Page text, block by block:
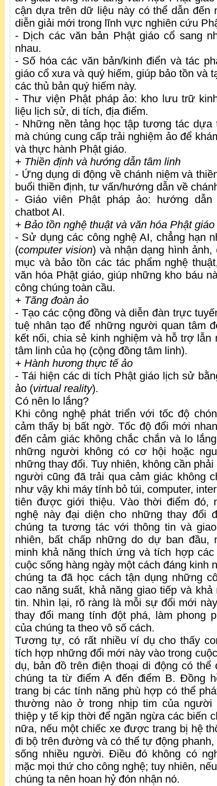
cận dựa trên dữ liệu này có thể dẫn đến
diễn giải mới trong lĩnh vực nghiên cứu
- Dịch các văn bản Phật giáo cổ sang
nhau.
- Số hóa các văn bản/kinh điển và tác
giáo cổ xưa và quý hiếm, giúp bảo tồn và
các thủ bản quý hiếm này.
- Thư viện Phật pháp ảo: kho lưu trữ
liệu lịch sử, di tích, địa điểm.
- Những nền tảng học tập tương tác dựa
mà chúng cung cấp trải nghiệm ảo để
và thực hành Phật giáo.
+ Thiền định và hướng dẫn tâm linh
- Ứng dụng di động về chánh niệm và
buổi thiền định, tư vấn/hướng dẫn về
- Giáo viên Phật pháp ảo: hướng dẫn
chatbot AI.
+ Bảo tồn nghệ thuật và văn hóa Phật giáo
- Sử dụng các công nghệ AI, chẳng hạn
(computer vision) và nhận dạng hình ảnh,
mục và bảo tồn các tác phẩm nghệ
văn hóa Phật giáo, giúp những kho báu
công chúng toàn cầu.
+ Tăng đoàn ảo
- Tạo các cộng đồng và diễn đàn trực
tuệ nhân tạo để những người quan tâm
kết nối, chia sẻ kinh nghiệm và hỗ trợ lẫn
tâm linh của họ (cộng đồng tâm linh).
+ Hành hương thực tế ảo
- Tái hiện các di tích Phật giáo lịch sử
ảo (virtual reality).
Có nên lo lắng?
Khi công nghệ phát triển với tốc độ
cảm thấy bị bất ngờ. Tốc độ đổi mới
đến cảm giác không chắc chắn và lo
những người không có cơ hội hoặc
những thay đổi. Tuy nhiên, không cần
người cũng đã trải qua cảm giác không
như vậy khi máy tính bỏ túi, computer,
tiên được giới thiệu. Vào thời điểm đó,
nghệ này đại diện cho những thay đổi
chúng ta tương tác với thông tin và
nhiên, bất chấp những do dự ban đầu,
minh khả năng thích ứng và tích hợp
cuộc sống hàng ngày một cách đáng kinh
chúng ta đã học cách tận dụng những
cao năng suất, khả năng giao tiếp và khả
tin. Nhìn lại, rõ ràng là mỗi sự đổi mới
thay đổi mang tính đột phá, làm phong
của chúng ta theo vô số cách.
Tương tự, có rất nhiều ví dụ cho thấy
tích hợp những đổi mới này vào trong
dụ, bản đồ trên điện thoại di động có thể
chúng ta từ điểm A đến điểm B. Đồng
trang bị các tính năng phù hợp có thể
thường nào ở trong nhịp tim của người
thiệp y tế kịp thời để ngăn ngừa các biến
nữa, nếu một chiếc xe được trang bị hệ
đi bộ trên đường và có thể tự động
sống nhiều người. Điều đó không có
mặc mọi thứ cho công nghệ; tuy nhiên,
chúng ta nên hoan hỷ đón nhận nó.